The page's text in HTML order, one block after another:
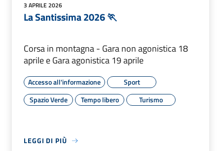
3 APRILE 2026
La Santissima 2026 🏃
Corsa in montagna - Gara non agonistica 18
aprile e Gara agonistica 19 aprile
Accesso all'informazione
Sport
Spazio Verde
Tempo libero Turismo
LEGGI DI PIÙ